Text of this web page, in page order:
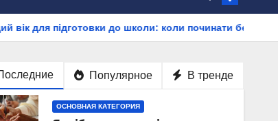
до школи: коли починати без стресу
Популярное В тренде
ОСНОВНАЯ КАТЕГОРИЯ